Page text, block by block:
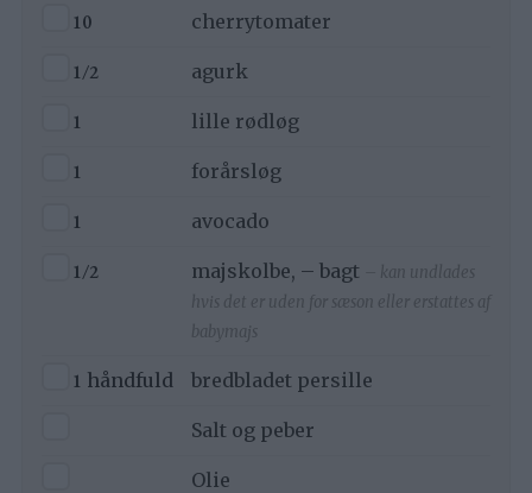
▢
10
cherrytomater
▢
1/2
agurk
▢
1
lille rødløg
▢
1
forårsløg
▢
1
avocado
▢
1/2 majskolbe, – bagt
– kan undlades
hvis det er uden for sæson eller erstattes af
babymajs
▢
1 håndfuld
bredbladet persille
Salt og peber
Olie